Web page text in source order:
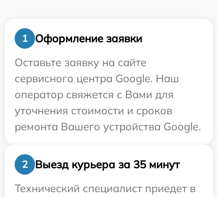
1
Оформление заявки
Оставьте заявку на сайте
сервисного центра Google. Наш
оператор свяжется с Вами для
уточнения стоимости и сроков
ремонта Вашего устройства Google.
2
Выезд курьера за 35 минут
Технический специалист приедет в